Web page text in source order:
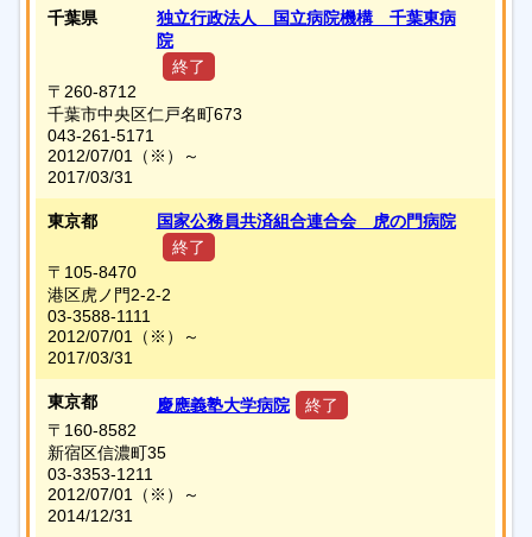
千葉県
独立行政法人 国立病院機構 千葉東病
院
終了
〒260-8712
千葉市中央区仁戸名町673
043-261-5171
2012/07/01
（※）
～
2017/03/31
東京都
国家公務員共済組合連合会 虎の門病院
終了
〒105-8470
港区虎ノ門2-2-2
03-3588-1111
2012/07/01
（※）
～
2017/03/31
東京都 慶應義塾大学病院
終了
〒160-8582
新宿区信濃町35
03-3353-1211
2012/07/01
（※）
～
2014/12/31